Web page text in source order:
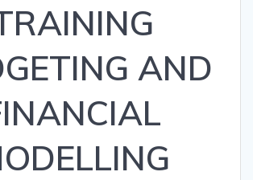
AND